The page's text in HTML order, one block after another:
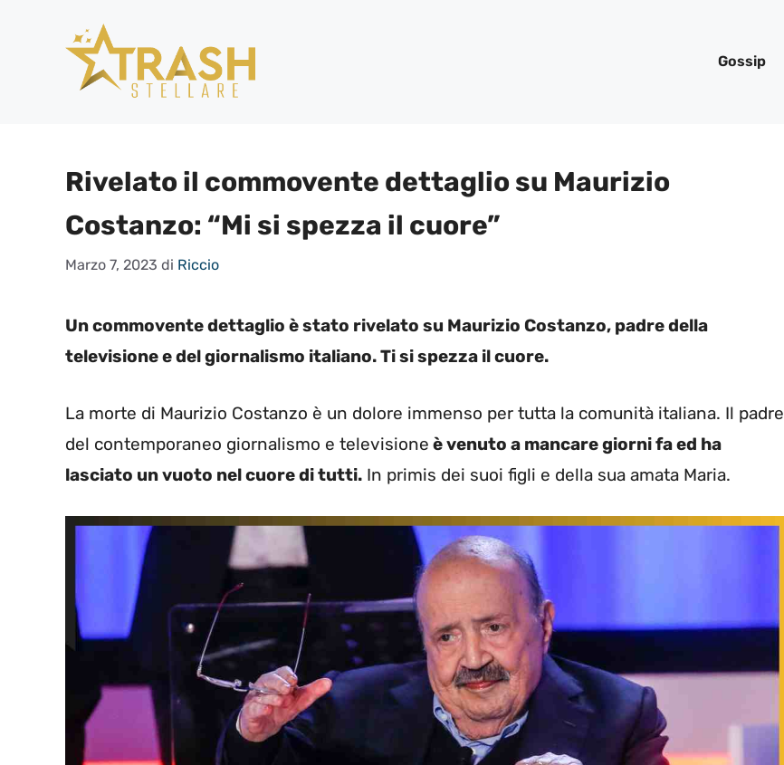
Gossip
Rivelato il commovente dettaglio su Maurizio
Costanzo: “Mi si spezza il cuore”
Marzo 7, 2023 di Riccio
Un commovente dettaglio è stato rivelato su Maurizio Costanzo, padre della
televisione e del giornalismo italiano. Ti si spezza il cuore.
La morte di Maurizio Costanzo è un dolore immenso per tutta la comunità italiana. Il padre
del contemporaneo giornalismo e televisione è venuto a mancare giorni fa ed ha
lasciato un vuoto nel cuore di tutti. In primis dei suoi figli e della sua amata Maria.